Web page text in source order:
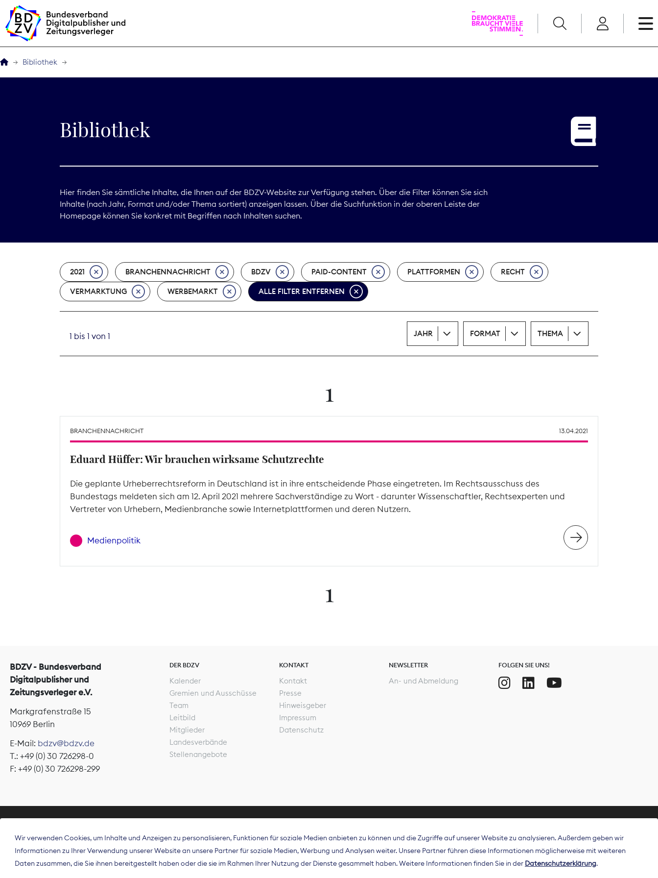
BDZVplus GmbH
Service
Print
Bibliothek
Bibliothek
Hier finden Sie sämtliche Inhalte, die Ihnen auf der BDZV-Website zur Verfügung stehen. Über die Filter können Sie sich
Inhalte (nach Jahr, Format und/oder Thema sortiert) anzeigen lassen. Über die Suchfunktion in der oberen Leiste der
Homepage können Sie konkret mit Begriffen nach Inhalten suchen.
2021 BRANCHENNACHRICHT BDZV PAID-CONTENT PLATTFORMEN RECHT
VERMARKTUNG WERBEMARKT ALLE FILTER ENTFERNEN
1 bis 1 von 1 JAHR FORMAT THEMA
1
BRANCHENNACHRICHT 13.04.2021
Eduard Hüffer: Wir brauchen wirksame Schutzrechte
Die geplante Urheberrechtsreform in Deutschland ist in ihre entscheidende Phase eingetreten. Im Rechtsausschuss des
Bundestags meldeten sich am 12. April 2021 mehrere Sachverständige zu Wort - darunter Wissenschaftler, Rechtsexperten und
Vertreter von Urhebern, Medienbranche sowie Internetplattformen und deren Nutzern.
Medienpolitik
1
BDZV - Bundesverband
Digitalpublisher und
Zeitungsverleger e.V.
Markgrafenstraße 15
10969 Berlin
E-Mail: bdzv@bdzv.de
T.: +49 (0) 30 726298-0
F: +49 (0) 30 726298-299
DER BDZV
Kalender
Gremien und Ausschüsse
Team
Leitbild
Mitglieder
Landesverbände
Stellenangebote
KONTAKT
Kontakt
Presse
Hinweisgeber
Impressum
Datenschutz
NEWSLETTER
An- und Abmeldung
FOLGEN SIE UNS!
Der Bundesverband Digitalpublisher und Zeitungsverleger (BDZV) vertritt als
Spitzenorganisation die Interessen der Zeitungsverlage und digitalen Publisher in
Deutschland und auf EU-Ebene.
Wir verwenden Cookies, um Inhalte und Anzeigen zu personalisieren, Funktionen für soziale Medien anbieten zu können und die Zugriffe auf unserer Website zu analysieren. Außerdem geben wir
Informationen zu Ihrer Verwendung unserer Website an unsere Partner für soziale Medien, Werbung und Analysen weiter. Unsere Partner führen diese Informationen möglicherweise mit weiteren
Daten zusammen, die Sie ihnen bereitgestellt haben oder die sie im Rahmen Ihrer Nutzung der Dienste gesammelt haben. Weitere Informationen finden Sie in der Datenschutzerklärung.